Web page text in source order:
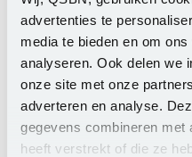
advertenties te
media te bieden en om
analyseren. Ook delen we
onze site met onze
adverteren en analyse.
gegevens combineren met
heeft verstrekt of die ze
Voordelen
De belangrijkste
een rij:
Stap voor stap